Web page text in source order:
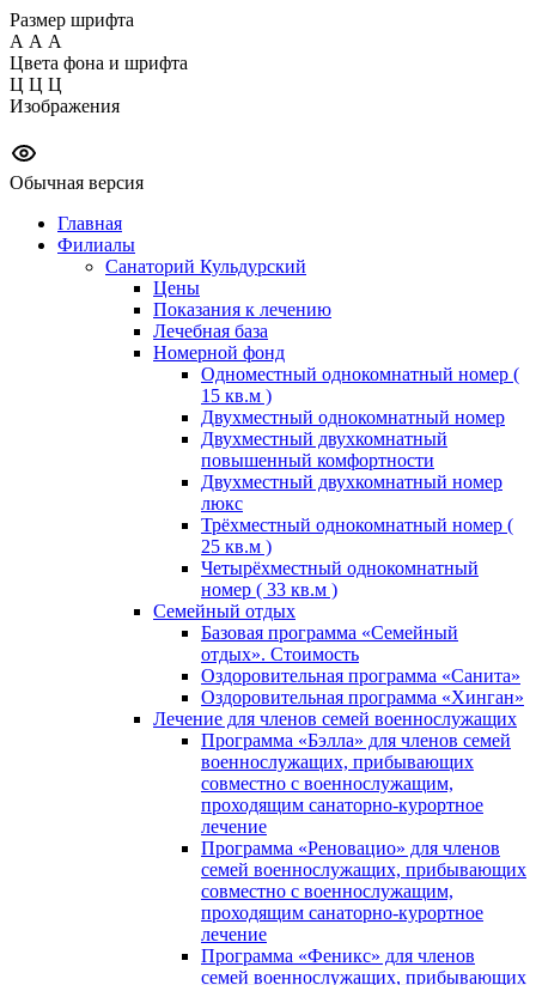
Размер шрифта
А А А
Цвета фона и шрифта
Ц Ц Ц
Изображения
Обычная версия
Главная
Филиалы
Санаторий Кульдурский
Цены
Показания к лечению
Лечебная база
Номерной фонд
Одноместный однокомнатный номер (
15 кв.м )
Двухместный однокомнатный номер
Двухместный двухкомнатный
повышенный комфортности
Двухместный двухкомнатный номер
люкс
Трёхместный однокомнатный номер (
25 кв.м )
Четырёхместный однокомнатный
номер ( 33 кв.м )
Семейный отдых
Базовая программа «Семейный
отдых». Стоимость
Оздоровительная программа «Санита»
Оздоровительная программа «Хинган»
Лечение для членов семей военнослужащих
Программа «Бэлла» для членов семей
военнослужащих, прибывающих
совместно с военнослужащим,
проходящим санаторно-курортное
лечение
Программа «Реновацио» для членов
семей военнослужащих, прибывающих
совместно с военнослужащим,
проходящим санаторно-курортное
лечение
Программа «Феникс» для членов
семей военнослужащих, прибывающих